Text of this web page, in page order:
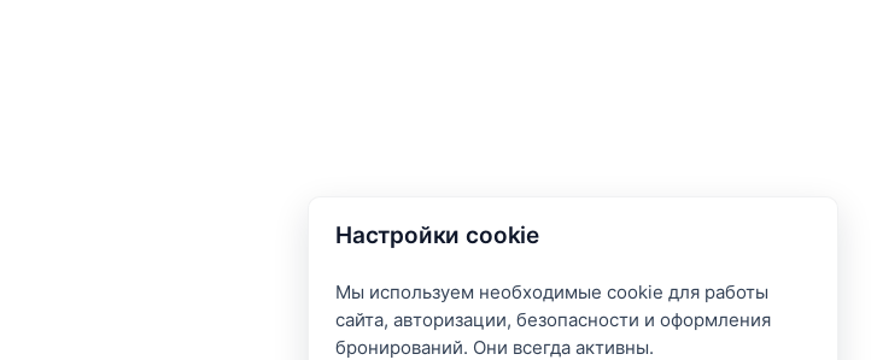
Настройки cookie
Мы используем необходимые cookie для работы
сайта, авторизации, безопасности и оформления
бронирований. Они всегда активны.